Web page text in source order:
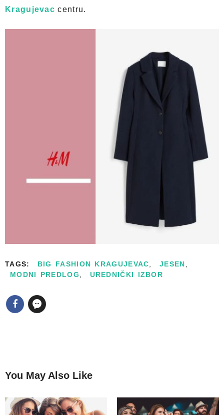
Kragujevac centru.
TAGS: BIG FASHION KRAGUJEVAC JESEN
MODNI PREDLOG
UREDNIČKI IZBOR
You May Also Like